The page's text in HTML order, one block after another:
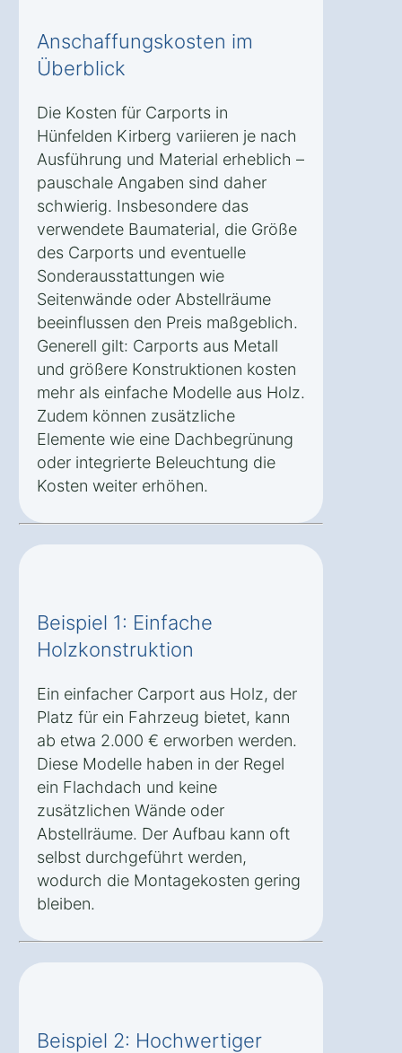
Anschaffungskosten im
Überblick
Die Kosten für Carports in
Hünfelden Kirberg variieren je nach
Ausführung und Material erheblich –
pauschale Angaben sind daher
schwierig. Insbesondere das
verwendete Baumaterial, die Größe
des Carports und eventuelle
Sonderausstattungen wie
Seitenwände oder Abstellräume
beeinflussen den Preis maßgeblich.
Generell gilt: Carports aus Metall
und größere Konstruktionen kosten
mehr als einfache Modelle aus Holz.
Zudem können zusätzliche
Elemente wie eine Dachbegrünung
oder integrierte Beleuchtung die
Kosten weiter erhöhen.
Beispiel 1: Einfache
Holzkonstruktion
Ein einfacher Carport aus Holz, der
Platz für ein Fahrzeug bietet, kann
ab etwa 2.000 € erworben werden.
Diese Modelle haben in der Regel
ein Flachdach und keine
zusätzlichen Wände oder
Abstellräume. Der Aufbau kann oft
selbst durchgeführt werden,
wodurch die Montagekosten gering
bleiben.
Beispiel 2: Hochwertiger